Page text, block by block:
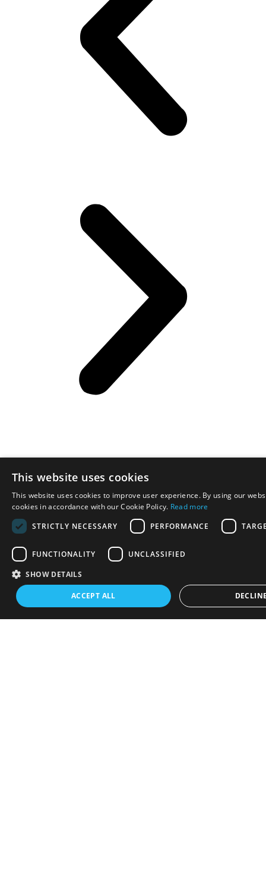
Toy2 Spoorverbinders worden gegoten in Denemarken.
Social
This website uses cookies
This website uses cookies to improve user experience. By using our
cookies in accordance with our Cookie Policy. Read more
STRICTLY NECESSARY
PERFORMANCE
FUNCTIONALITY UNCLASSIFIED
SHOW DETAILS
ACCEPT ALL